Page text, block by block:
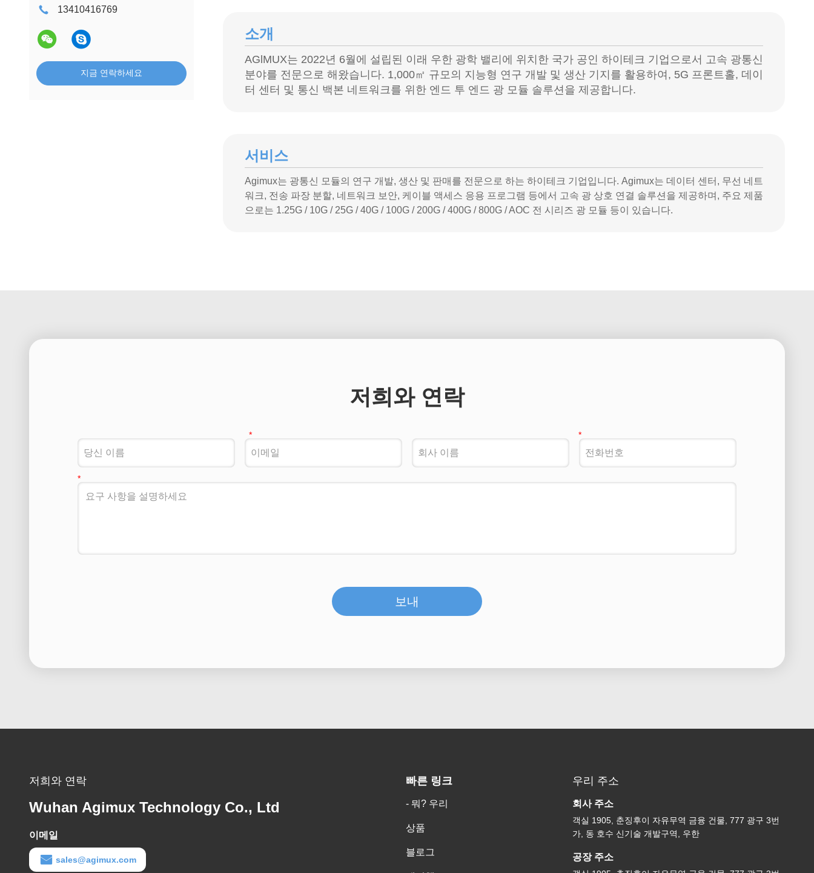
13410416769
지금 연락하세요
소개
AGlMUX는 2022년 6월에 설립된 이래 우한 광학 밸리에 위치한 국가 공인 하이테크 기업으로서 고속 광통신
분야를 전문으로 해왔습니다. 1,000㎡ 규모의 지능형 연구 개발 및 생산 기지를 활용하여, 5G 프론트홀, 데이
터 센터 및 통신 백본 네트워크를 위한 엔드 투 엔드 광 모듈 솔루션을 제공합니다.
서비스
Agimux는 광통신 모듈의 연구 개발, 생산 및 판매를 전문으로 하는 하이테크 기업입니다. Agimux는 데이터 센터, 무선 네트
워크, 전송 파장 분할, 네트워크 보안, 케이블 액세스 응용 프로그램 등에서 고속 광 상호 연결 솔루션을 제공하며, 주요 제품
으로는 1.25G / 10G / 25G / 40G / 100G / 200G / 400G / 800G / AOC 전 시리즈 광 모듈 등이 있습니다.
저희와 연락
보내
저희와 연락
Wuhan Agimux Technology Co., Ltd
이메일
sales@agimux.com
빠른 링크
- 뭐? 우리
상품
블로그
우리 주소
회사 주소
객실 1905, 춘징후이 자유무역 금융 건물, 777 광구 3번
가, 동 호수 신기술 개발구역, 우한
공장 주소